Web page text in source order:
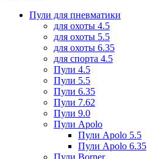
Пули для пневматики
для охоты 4.5
для охоты 5.5
для охоты 6.35
для спорта 4.5
Пули 4.5
Пули 5.5
Пули 6.35
Пули 7.62
Пули 9.0
Пули Apolo
Пули Apolo 5.5
Пули Apolo 6.35
Пули Borner